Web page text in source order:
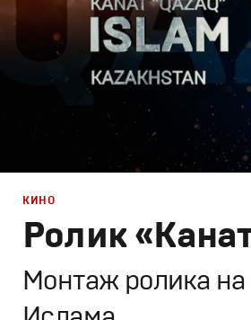
Ролик
Монтаж ролика
КИНО